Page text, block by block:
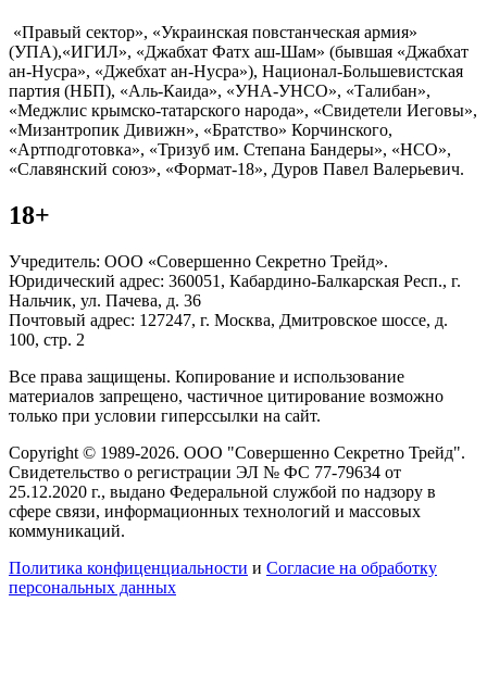
«Правый сектор», «Украинская повстанческая армия»
(УПА),«ИГИЛ», «Джабхат Фатх аш-Шам» (бывшая «Джабхат
ан-Нусра», «Джебхат ан-Нусра»), Национал-Большевистская
партия (НБП), «Аль-Каида», «УНА-УНСО», «Талибан»,
«Меджлис крымско-татарского народа», «Свидетели Иеговы»,
«Мизантропик Дивижн», «Братство» Корчинского,
«Артподготовка», «Тризуб им. Степана Бандеры», «НСО»,
«Славянский союз», «Формат-18», Дуров Павел Валерьевич.
18+
Учредитель: ООО «Совершенно Секретно Трейд».
Юридический адрес: 360051, Кабардино-Балкарская Респ., г.
Нальчик, ул. Пачева, д. 36
Почтовый адрес: 127247, г. Москва, Дмитровское шоссе, д.
100, стр. 2
Все права защищены. Копирование и использование
материалов запрещено, частичное цитирование возможно
только при условии гиперссылки на сайт.
Copyright © 1989-2026. ООО "Совершенно Секретно Трейд".
Свидетельство о регистрации ЭЛ № ФС 77-79634 от
25.12.2020 г., выдано Федеральной службой по надзору в
сфере связи, информационных технологий и массовых
коммуникаций.
Политика конфиценциальности и Согласие на обработку
персональных данных